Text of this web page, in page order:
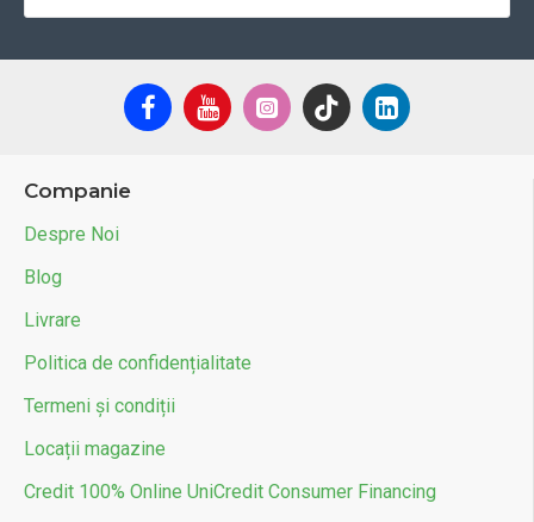
Companie
Despre Noi
Blog
Livrare
Politica de confidențialitate
Termeni și condiții
Locații magazine
Credit 100% Online UniCredit Consumer Financing